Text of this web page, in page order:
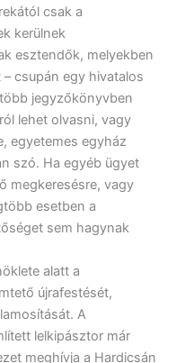
csak a
kerülnek
esztendők, melyekben
csupán egy hivatalos
jegyzőkönyvben
lehet olvasni, vagy
egyetemes egyház
szó. Ha egyéb ügyet
megkeresésre, vagy
esetben a
sem hagynak
alatt a
újrafestését,
A
lelkipásztor már
meghívja a Hardicsán